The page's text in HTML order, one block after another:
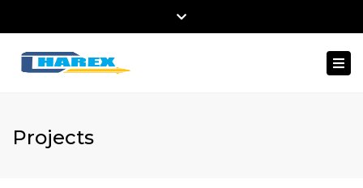
450-475-1135
Close
Projects